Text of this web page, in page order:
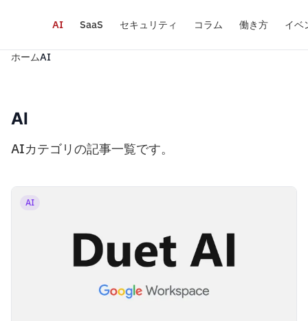
AI SaaS セキュリティ コラム 働き方 イベ
ホームAI
AI
AIカテゴリの記事一覧です。
AI